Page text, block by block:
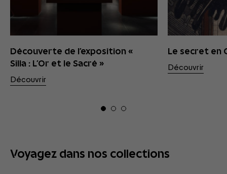
Découverte de l’exposition «
Silla : L’Or et le Sacré »
Découvrir
Le secret en
Découvrir
01 0203
Voyagez dans nos collections